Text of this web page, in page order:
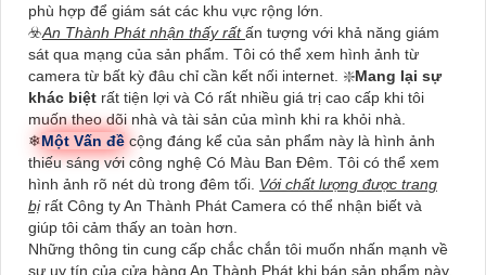
phù hợp để giám sát các khu vực rộng lớn.
☣️An Thành Phát nhận thấy rấtấn tượng với khả năng giám
sát qua mạng của sản phẩm. Tôi có thể xem hình ảnh từ
camera từ bất kỳ đâu chỉ cần kết nối internet. ❇️Mang lại sự
khác biệt rất tiện lợi và Có rất nhiều giá trị cao cấp khi tôi
muốn theo dõi nhà và tài sản của mình khi ra khỏi nhà.
❄Một Vấn đề cộng đáng kể của sản phẩm này là hình ảnh
thiếu sáng với công nghệ Có Màu Ban Ðêm. Tôi có thể xem
hình ảnh rõ nét dù trong đêm tối. Với chất lượng được trang
bịrất Công ty An Thành Phát Camera có thể nhận biết và
giúp tôi cảm thấy an toàn hơn.
Những thông tin cung cấp chắc chắn tôi muốn nhấn mạnh về
sự uy tín của cửa hàng An Thành Phát khi bán sản phẩm này.